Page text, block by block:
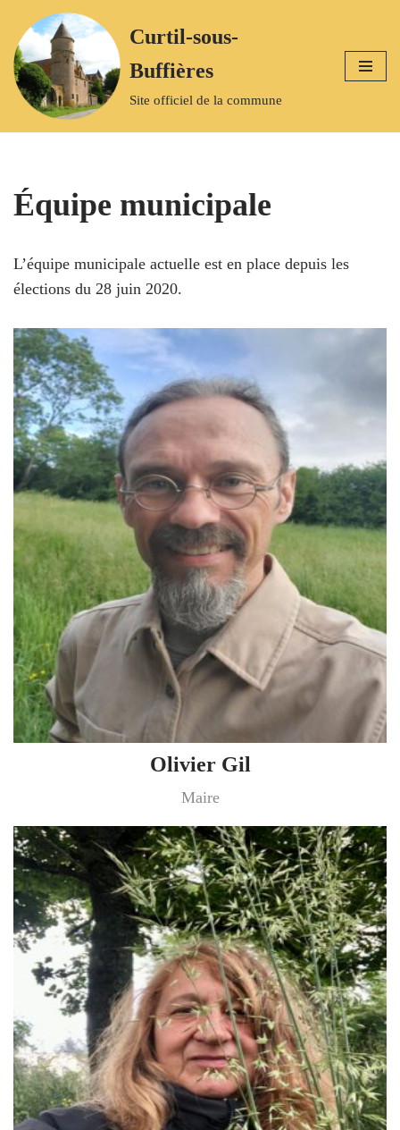
Aller
au
contenu
Curtil-sous-
Buffières
Site officiel de la commune
Équipe municipale
L’équipe municipale actuelle est en place depuis les
élections du 28 juin 2020.
Olivier Gil
Maire